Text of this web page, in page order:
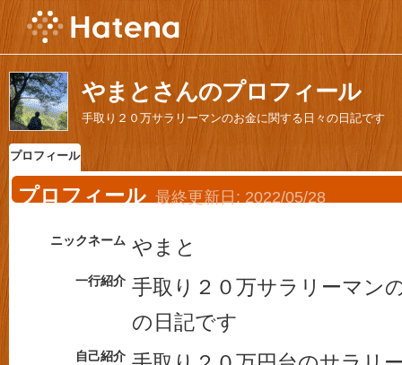
やまとさんのプロフィール
手取り２０万サラリーマンのお金に関する日々の日記です
プロフィール
プロフィール 最終更新日: 2022/05/28
ニックネーム やまと
一行紹介 手取り２０万サラリーマン
の日記です
自己紹介